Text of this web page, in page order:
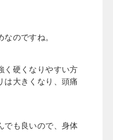
のですね。
く硬くなりやすい方
は大きくなり、頭痛
でも良いので、身体